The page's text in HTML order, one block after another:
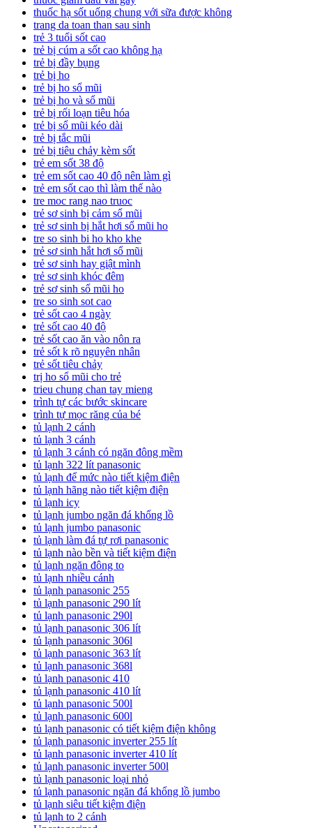
thuốc hạ sốt uống chung với sữa được không
trang da toan than sau sinh
trẻ 3 tuổi sốt cao
trẻ bị cúm a sốt cao không hạ
trẻ bị đầy bụng
trẻ bị ho
trẻ bị ho sổ mũi
trẻ bị ho và sổ mũi
trẻ bị rối loạn tiêu hóa
trẻ bị sổ mũi kéo dài
trẻ bị tắc mũi
trẻ bị tiêu chảy kèm sốt
trẻ em sốt 38 độ
trẻ em sốt cao 40 độ nên làm gì
trẻ em sốt cao thì làm thế nào
tre moc rang nao truoc
trẻ sơ sinh bị cảm sổ mũi
trẻ sơ sinh bị hắt hơi sổ mũi ho
tre so sinh bi ho kho khe
trẻ sơ sinh hắt hơi sổ mũi
trẻ sơ sinh hay giật mình
trẻ sơ sinh khóc đêm
trẻ sơ sinh sổ mũi ho
tre so sinh sot cao
trẻ sốt cao 4 ngày
trẻ sốt cao 40 độ
trẻ sốt cao ăn vào nôn ra
trẻ sốt k rõ nguyên nhân
trẻ sốt tiêu chảy
trị ho sổ mũi cho trẻ
trieu chung chan tay mieng
trình tự các bước skincare
trình tự mọc răng của bé
tủ lạnh 2 cánh
tủ lạnh 3 cánh
tủ lạnh 3 cánh có ngăn đông mềm
tủ lạnh 322 lít panasonic
tủ lạnh để mức nào tiết kiệm điện
tủ lạnh hãng nào tiết kiệm điện
tủ lạnh icy
tủ lạnh jumbo ngăn đá khổng lồ
tủ lạnh jumbo panasonic
tủ lạnh làm đá tự rơi panasonic
tủ lạnh nào bền và tiết kiệm điện
tủ lạnh ngăn đông to
tủ lạnh nhiều cánh
tủ lạnh panasonic 255
tủ lạnh panasonic 290 lít
tủ lạnh panasonic 290l
tủ lạnh panasonic 306 lít
tủ lạnh panasonic 306l
tủ lạnh panasonic 363 lít
tủ lạnh panasonic 368l
tủ lạnh panasonic 410
tủ lạnh panasonic 410 lít
tủ lạnh panasonic 500l
tủ lạnh panasonic 600l
tủ lạnh panasonic có tiết kiệm điện không
tủ lạnh panasonic inverter 255 lít
tủ lạnh panasonic inverter 410 lít
tủ lạnh panasonic inverter 500l
tủ lạnh panasonic loại nhỏ
tủ lạnh panasonic ngăn đá khổng lồ jumbo
tủ lạnh siêu tiết kiệm điện
tủ lạnh to 2 cánh